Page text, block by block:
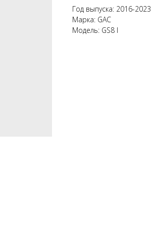
Год выпуска: 2016-2023
Марка: GAC
Модель: GS8 I